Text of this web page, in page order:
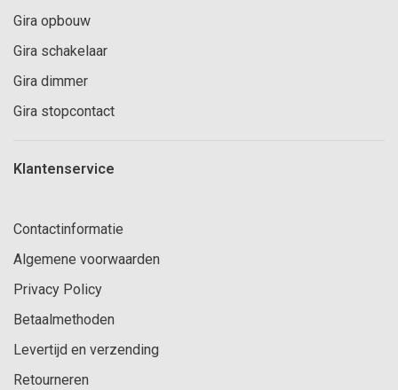
Gira opbouw
Gira schakelaar
Gira dimmer
Gira stopcontact
Klantenservice
Contactinformatie
Algemene voorwaarden
Privacy Policy
Betaalmethoden
Levertijd en verzending
Retourneren